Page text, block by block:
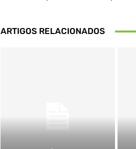
ARTIGOS RELACIONADOS